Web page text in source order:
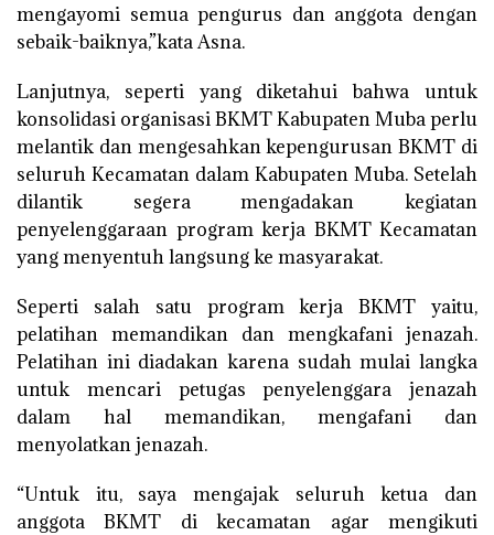
mengayomi semua pengurus dan anggota dengan
sebaik-baiknya,”kata Asna.
Lanjutnya, seperti yang diketahui bahwa untuk
konsolidasi organisasi BKMT Kabupaten Muba perlu
melantik dan mengesahkan kepengurusan BKMT di
seluruh Kecamatan dalam Kabupaten Muba. Setelah
dilantik segera mengadakan kegiatan
penyelenggaraan program kerja BKMT Kecamatan
yang menyentuh langsung ke masyarakat.
Seperti salah satu program kerja BKMT yaitu,
pelatihan memandikan dan mengkafani jenazah.
Pelatihan ini diadakan karena sudah mulai langka
untuk mencari petugas penyelenggara jenazah
dalam hal memandikan, mengafani dan
menyolatkan jenazah.
“Untuk itu, saya mengajak seluruh ketua dan
anggota BKMT di kecamatan agar mengikuti